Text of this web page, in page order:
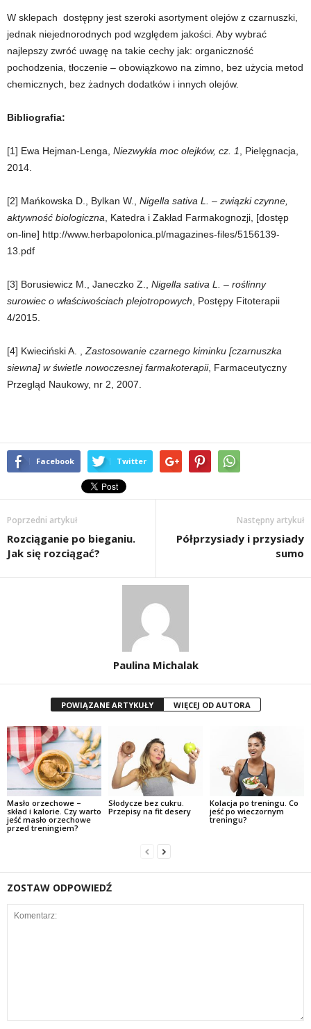
W sklepach dostępny jest szeroki asortyment olejów z czarnuszki,
jednak niejednorodnych pod względem jakości. Aby wybrać
najlepszy zwróć uwagę na takie cechy jak: organiczność
pochodzenia, tłoczenie – obowiązkowo na zimno, bez użycia metod
chemicznych, bez żadnych dodatków i innych olejów.
Bibliografia:
[1] Ewa Hejman-Lenga, Niezwykła moc olejków, cz. 1
, Pielęgnacja,
2014.
[2] Mańkowska D., Bylkan W., Nigella sativa L. – związki czynne,
aktywność biologiczna , Katedra i Zakład Farmakognozji, [dostęp
on-line] http://www.herbapolonica.pl/magazines-files/5156139-
13.pdf
[3] Borusiewicz M., Janeczko Z., Nigella sativa L. – roślinny
surowiec o właściwościach plejotropowych , Postępy Fitoterapii
4/2015.
[4] Kwieciński A. , Zastosowanie czarnego kiminku [czarnuszka
siewna] w świetle nowoczesnej farmakoterapii, Farmaceutyczny
Przegląd Naukowy, nr 2, 2007.
Facebook Twitter
Poprzedni artykuł
Rozciąganie po bieganiu.
Jak się rozciągać?
Następny artykuł
Półprzysiady i przysiady
sumo
Paulina Michalak
POWIĄZANE ARTYKUŁY WIĘCEJ OD AUTORA
Masło orzechowe –
skład i kalorie. Czy warto
jeść masło orzechowe
przed treningiem?
Słodycze bez cukru.
Przepisy na fit desery
Kolacja po treningu. Co
jeść po wieczornym
treningu?
ZOSTAW ODPOWIEDŹ